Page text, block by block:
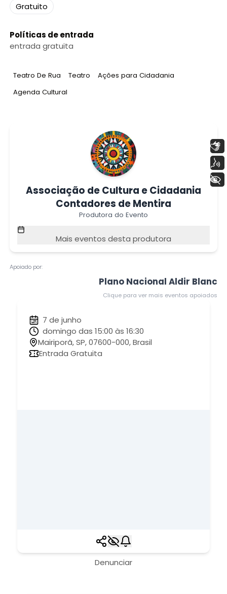
Gratuito
Políticas de entrada
entrada gratuita
Tag:
Teatro De Rua Tag:
Teatro Tag:
Ações para Cidadania
Tag:
Agenda Cultural
Associação de Cultura e Cidadania
Contadores de Mentira
Produtora do Evento
Mais eventos desta produtora
Apoiado por:
Plano Nacional Aldir Blanc
Clique para ver mais eventos apoiados
7 de junho
domingo das 15:00 às 16:30
Mairiporã, SP, 07600-000, Brasil
Entrada Gratuita
Denunciar